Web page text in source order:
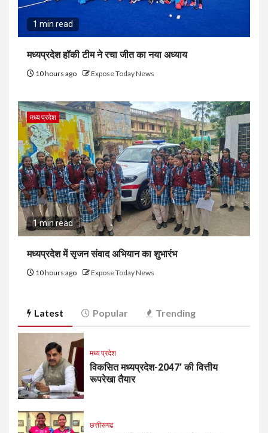
1 min read
मध्यप्रदेश हॉकी टीम ने रचा जीत का नया अध्याय
10 hours ago Expose Today News
मध्य प्रदेश
1 min read
मध्यप्रदेश में सृजन संवाद अभियान का शुभारंभ
10 hours ago Expose Today News
Latest Popular Trending
मध्य प्रदेश
विकसित मध्यप्रदेश-2047’ की वित्तीय
रूपरेखा तैयार
छत्तीसगढ